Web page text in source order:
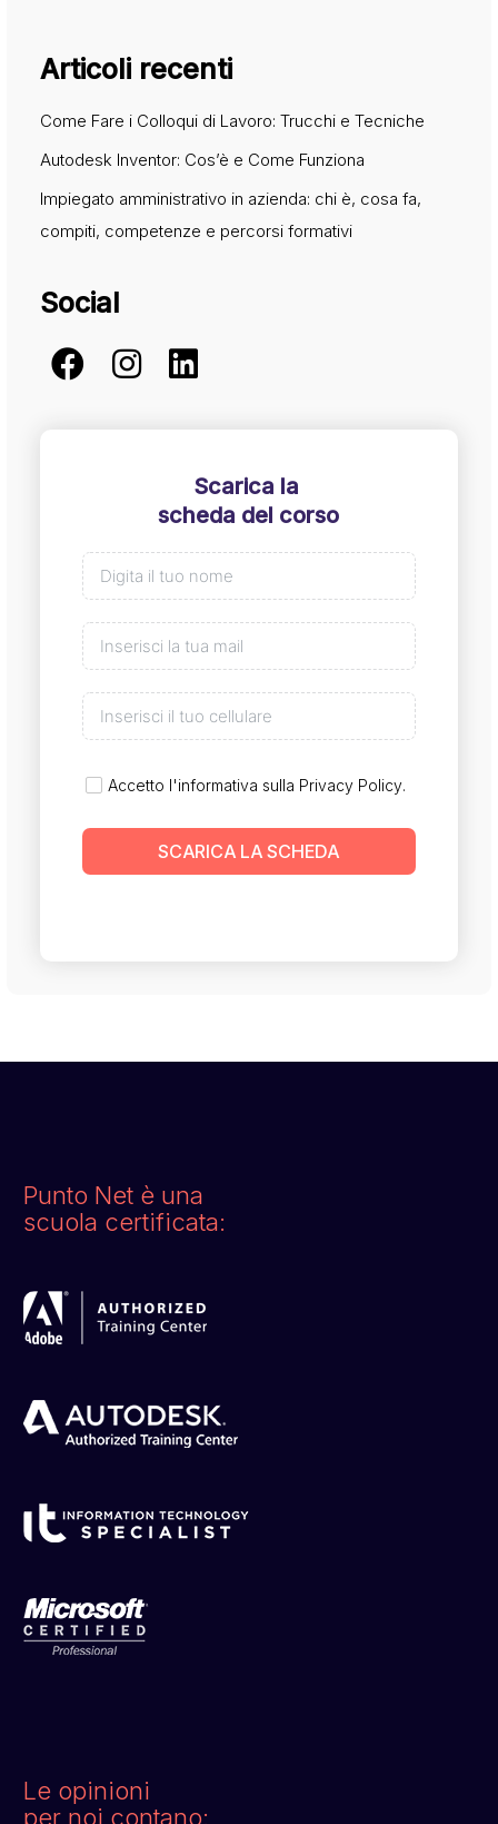
Articoli recenti
Come Fare i Colloqui di Lavoro: Trucchi e Tecniche
Autodesk Inventor: Cos’è e Come Funziona
Impiegato amministrativo in azienda: chi è, cosa fa,
compiti, competenze e percorsi formativi
Social
Scarica la
scheda del corso
Accetto l'informativa sulla Privacy Policy.
SCARICA LA SCHEDA
Punto Net è una
scuola certificata:
Le opinioni
per noi contano: